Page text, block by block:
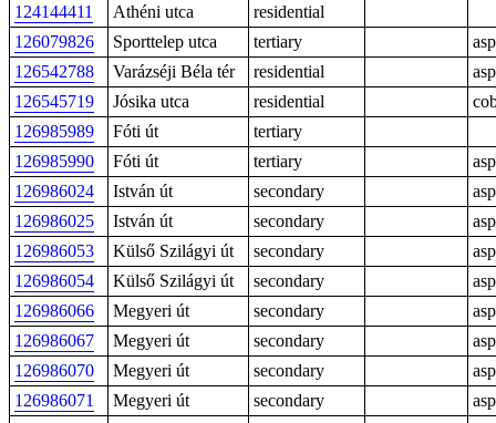
124144411
Athéni utca
residential
126079826
Sporttelep utca tertiary
126542788
Varázséji Béla tér residential
126545719
Jósika utca residential
126985989
Fóti út
tertiary
126985990
Fóti út tertiary
126986024
István út secondary
126986025
István út secondary
126986053
Külső Szilágyi út secondary
126986054
Külső Szilágyi út secondary
126986066
Megyeri út secondary
126986067
Megyeri út secondary
126986070
Megyeri út secondary
126986071
Megyeri út secondary